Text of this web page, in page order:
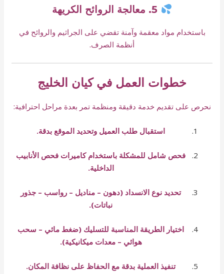
باستخدام مواد معقمة وآمنة تقضي على الجراثيم والروائح في
أنظمة الصرف.
خطوات العمل في كيان الخليج
نحرص على تقديم خدمة دقيقة ومنظمة تمر بعدة مراحل احترافية:
استقبال طلب العميل وتحديد الموقع بدقة.
فحص شامل للمشكلة باستخدام كاميرات فحص الأنابيب
الداخلية.
تحديد نوع الانسداد (دهون – مناديل – رواسب – جذور
نباتات).
اختيار الطريقة المناسبة للتسليك (ضغط مائي – سحب
هوائي – معدات ميكانيكية).
تنفيذ العملية بدقة مع الحفاظ على نظافة المكان.